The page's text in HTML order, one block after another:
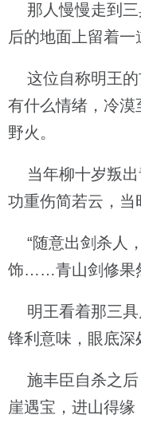
那人慢慢走到三
后的地面上留着一
这位自称明王的
有什么情绪，冷漠
野火。
当年柳十岁叛出
功重伤简若云，当
“随意出剑杀人
饰……青山剑修果
明王看着那三具
锋利意味，眼底深
施丰臣自杀之后
崖遇宝，进山得缘